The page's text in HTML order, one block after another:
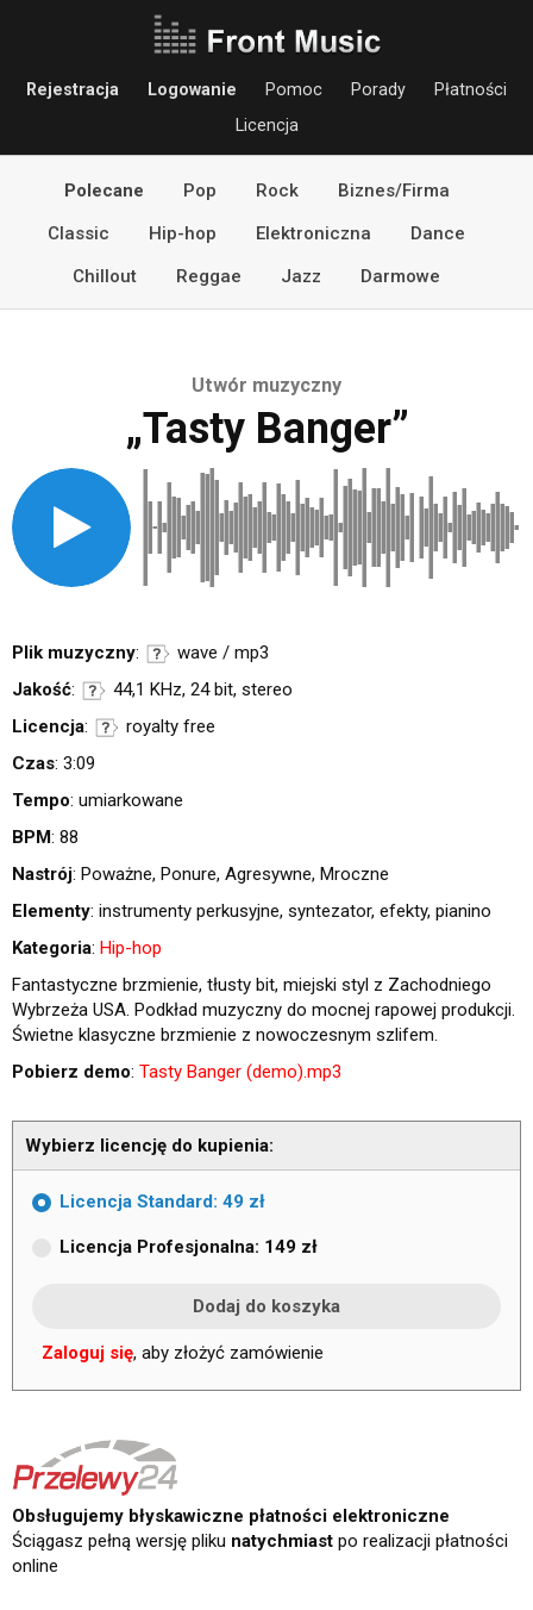
Rejestracja Logowanie Pomoc Porady
Płatności
Licencja
Polecane Pop Rock
Biznes/Firma
Classic
Hip-hop Elektroniczna
Dance
Chillout
Reggae Jazz Darmowe
Utwór muzyczny
„Tasty Banger”
Plik muzyczny:
wave / mp3
Jakość:
44,1 KHz, 24 bit, stereo
Licencja:
royalty free
Czas: 3:09
Tempo: umiarkowane
BPM: 88
Nastrój: Poważne, Ponure, Agresywne, Mroczne
Elementy: instrumenty perkusyjne, syntezator, efekty, pianino
Kategoria: Hip-hop
Fantastyczne brzmienie, tłusty bit, miejski styl z Zachodniego
Wybrzeża USA. Podkład muzyczny do mocnej rapowej produkcji.
Świetne klasyczne brzmienie z nowoczesnym szlifem.
Pobierz demo: Tasty Banger (demo).mp3
Wybierz licencję do kupienia:
Licencja Standard: 49 zł
Licencja Profesjonalna: 149 zł
Zaloguj się, aby złożyć zamówienie
Obsługujemy błyskawiczne płatności elektroniczne
Ściągasz pełną wersję pliku natychmiast po realizacji płatności
online